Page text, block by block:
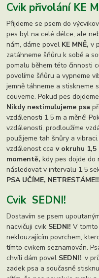
Cvik přivolání KE
Přijdeme se psem do
pes byl na celé délce, ale
nám, dáme povel KE MNĚ,v
zatáhneme šňůru k sobě a
pomalu během této činnosti
povolíme šňůru a vypneme
jemně táhneme a stiskneme
couveme. Pokud pes
Nikdy nestimulujeme psa
vzdálenosti 1,5 m a měně!
vzdálenosti, prodloužíme
použijeme tah šnůry a vibraci.
vzdálenost ccav okruhu 1,5
momentě, kdy pes dojde do
následovat v intervalu 1,5
PSA UČÍME,
CvikSEDNI!
Dostavím se psem
nacvičuji cvik SEDNI! V
neklouzajícím povrchem,
tímto cvikem seznamován.
chvíli dám povel SEDNI!, v
zadek psa a současně